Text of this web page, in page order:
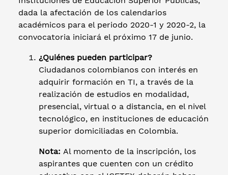
dada la afectación de los calendarios
académicos para el periodo 2020-1 y 2020-2, la
convocatoria iniciará el próximo 17 de junio.
¿Quiénes pueden participar?
Ciudadanos colombianos con interés en
adquirir formación en TI, a través de la
realización de estudios en modalidad,
presencial, virtual o a distancia, en el nivel
tecnológico, en instituciones de educación
superior domiciliadas en Colombia.
Nota: Al momento de la inscripción, los
aspirantes que cuenten con un crédito